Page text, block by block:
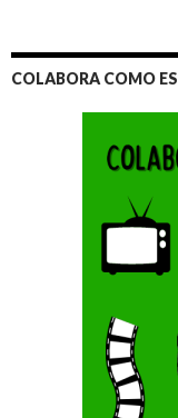
COLABORA COMO